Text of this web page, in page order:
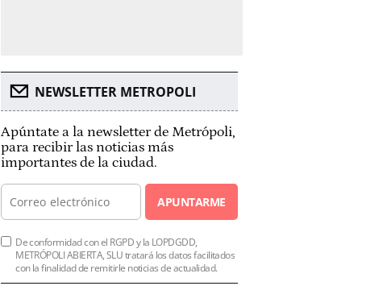
NEWSLETTER METROPOLI
Apúntate a la newsletter de Metrópoli,
para recibir las noticias más
importantes de la ciudad.
APUNTARME
De conformidad con el RGPD y la LOPDGDD,
METRÓPOLI ABIERTA, SLU tratará los datos facilitados
con la finalidad de remitirle noticias de actualidad.